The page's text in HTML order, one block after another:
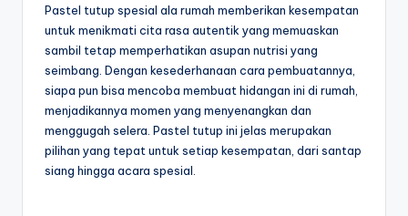
Pastel tutup spesial ala rumah memberikan kesempatan
untuk menikmati cita rasa autentik yang memuaskan
sambil tetap memperhatikan asupan nutrisi yang
seimbang. Dengan kesederhanaan cara pembuatannya,
siapa pun bisa mencoba membuat hidangan ini di rumah,
menjadikannya momen yang menyenangkan dan
menggugah selera. Pastel tutup ini jelas merupakan
pilihan yang tepat untuk setiap kesempatan, dari santap
siang hingga acara spesial.